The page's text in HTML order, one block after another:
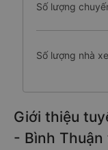
Số lượng
Số lượng nhà xe
Giới thiệu
- Bình